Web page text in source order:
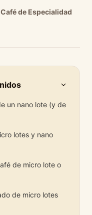
de Especialidad
un nano lote (y de
lotes y nano
de micro lote o
de micro lotes